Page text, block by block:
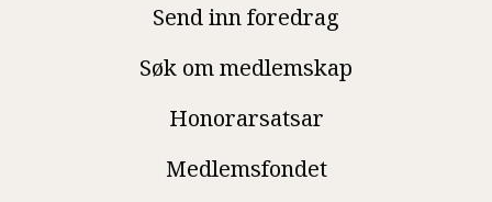
Send inn foredrag
Søk om medlemskap
Honorarsatsar
Medlemsfondet